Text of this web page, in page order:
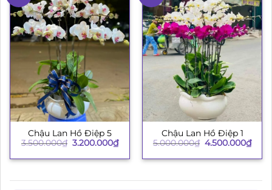
Chậu Lan Hồ Điệp 5
3.500.000₫ Giá
là:
3.200.000₫Giá
hiện
tại
Chậu Lan Hồ Điệp 1
5.000.000₫ Giá
là:
4.500.000₫Giá
hiện
tại